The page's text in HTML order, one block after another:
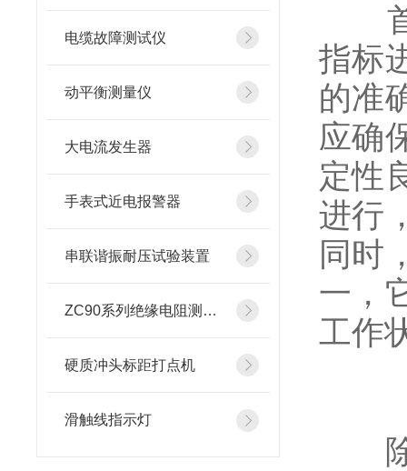
电缆故障测试仪
动平衡测量仪
大电流发生器
手表式近电报警器
串联谐振耐压试验装置
ZC90系列绝缘电阻测试仪
硬质冲头标距打点机
滑触线指示灯
首
指标
的准
应确
定性
进行
同时
一，
工作
除